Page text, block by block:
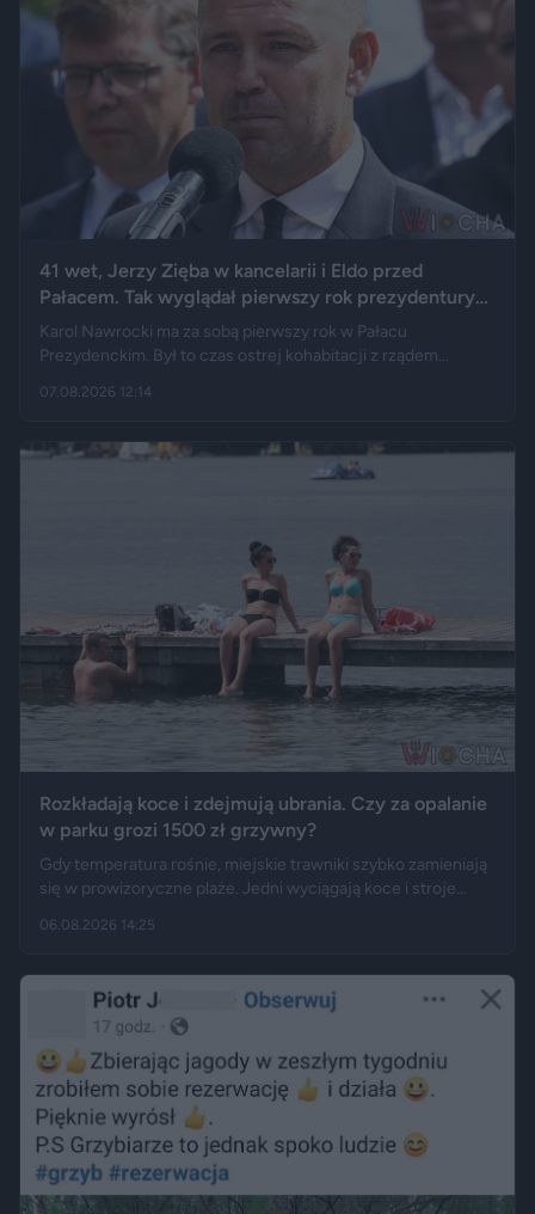
41 wet, Jerzy Zięba w kancelarii i Eldo przed
Pałacem. Tak wyglądał pierwszy rok prezydentury
Karola Nawrockiego
Karol Nawrocki ma za sobą pierwszy rok w Pałacu
Prezydenckim. Był to czas ostrej kohabitacji z rządem
brakowało też wydarzeń z zupełnie innej kategorii: w
uświetnił występ rapera, Eldo. Pierwszy rok prezydentury
podsumowują m.in. Fakt, Demagog, „Gazeta Wyborcza” i „Do
07.08.2026 12:14
Rozkładają koce i zdejmują ubrania. Czy za opalanie
w parku grozi 1500 zł grzywny?
Gdy temperatura rośnie, miejskie trawniki szybko zamieniają
się w prowizoryczne plaże. Jedni wyciągają koce i stroje
legalne. Jak opisują Gazeta.pl i „Rzeczpospolita”, samo
przez nagość, złamanie regulaminu parku albo zajęcie
trawnika, który nie został przeznaczony do rekreacji.
06.08.2026 14:25